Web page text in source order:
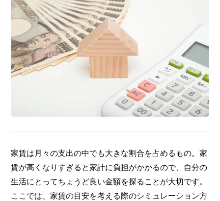
家賃は月々の支出の中でも大きな割合を占めるもの。家
賃が高くなりすぎると家計に負担がかかるので、自分の
生活にとってちょうど良い金額を探ることが大切です。
ここでは、家賃の目安を考える際のシミュレーション方